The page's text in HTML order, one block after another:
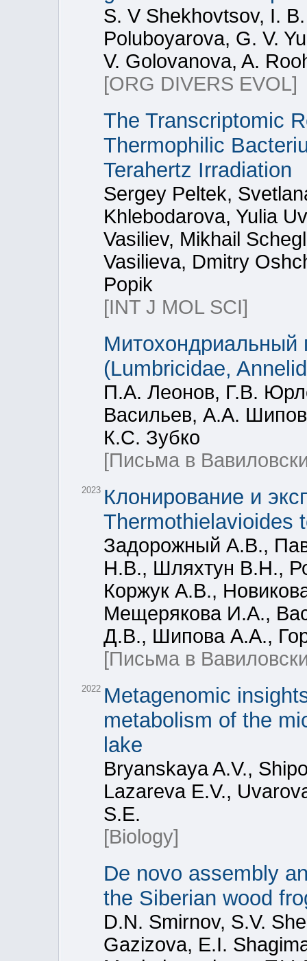
S. V Shekhovtsov, I.
Poluboyarova, G. V.
V. Golovanova, A.
[ORG DIVERS EVOL]
The Transcriptomic
Thermophilic
Terahertz Irradiation
Sergey Peltek,
Khlebodarova, Yulia
Vasiliev, Mikhail
Vasilieva, Dmitry
Popik
[INT J MOL SCI]
Митохондриальный
(Lumbricidae,
П.А. Леонов, Г.В.
Васильев, А.А.
К.С. Зубко
[Письма в
2023 Клонирование и
Thermothielavioides
Задорожный А.В.,
Н.В., Шляхтун В.Н.,
Коржук А.В.,
Мещерякова И.А.,
Д.В., Шипова А.А.,
[Письма в
2022 Metagenomic
metabolism of the
lake
Bryanskaya A.V.,
Lazareva E.V.,
S.E.
[Biology]
De novo assembly
the Siberian wood
D.N. Smirnov, S.V.
Gazizova, E.I.